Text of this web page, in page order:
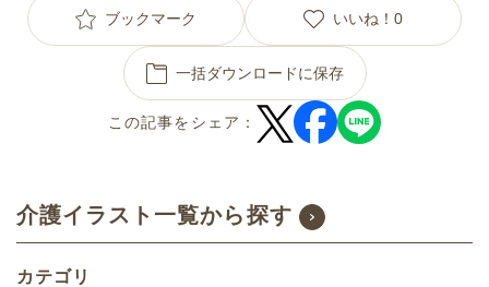
ブックマーク いいね！ 0
一括ダウンロードに保存
この記事をシェア：
介護イラスト一覧から探す
カテゴリ